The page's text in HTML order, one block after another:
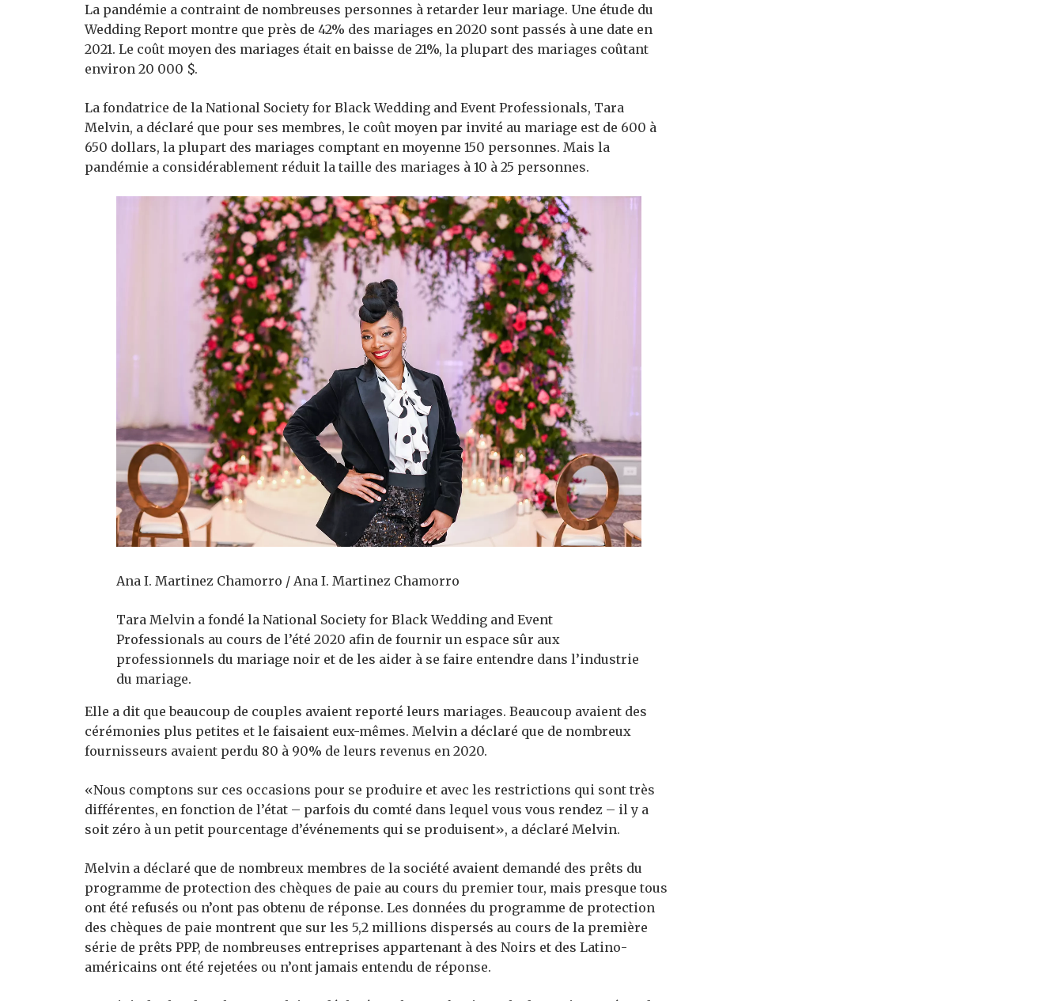
La pandémie a contraint de nombreuses personnes à retarder leur mariage. Une étude du
Wedding Report montre que près de 42% des mariages en 2020 sont passés à une date en
2021. Le coût moyen des mariages était en baisse de 21%, la plupart des mariages coûtant
environ 20 000 $.
La fondatrice de la National Society for Black Wedding and Event Professionals, Tara
Melvin, a déclaré que pour ses membres, le coût moyen par invité au mariage est de 600 à
650 dollars, la plupart des mariages comptant en moyenne 150 personnes. Mais la
pandémie a considérablement réduit la taille des mariages à 10 à 25 personnes.
Ana I. Martinez Chamorro / Ana I. Martinez Chamorro
Tara Melvin a fondé la National Society for Black Wedding and Event
Professionals au cours de l’été 2020 afin de fournir un espace sûr aux
professionnels du mariage noir et de les aider à se faire entendre dans l’industrie
du mariage.
Elle a dit que beaucoup de couples avaient reporté leurs mariages. Beaucoup avaient des
cérémonies plus petites et le faisaient eux-mêmes. Melvin a déclaré que de nombreux
fournisseurs avaient perdu 80 à 90% de leurs revenus en 2020.
«Nous comptons sur ces occasions pour se produire et avec les restrictions qui sont très
différentes, en fonction de l’état – parfois du comté dans lequel vous vous rendez – il y a
soit zéro à un petit pourcentage d’événements qui se produisent», a déclaré Melvin.
Melvin a déclaré que de nombreux membres de la société avaient demandé des prêts du
programme de protection des chèques de paie au cours du premier tour, mais presque tous
ont été refusés ou n’ont pas obtenu de réponse. Les données du programme de protection
des chèques de paie montrent que sur les 5,2 millions dispersés au cours de la première
série de prêts PPP, de nombreuses entreprises appartenant à des Noirs et des Latino-
américains ont été rejetées ou n’ont jamais entendu de réponse.